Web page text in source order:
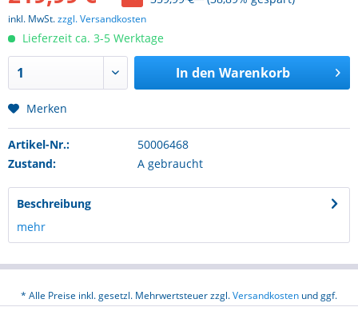
inkl. MwSt.zzgl. Versandkosten
Lieferzeit ca. 3-5 Werktage
In den Warenkorb
Merken
Artikel-Nr.:
50006468
Zustand:
A gebraucht
Beschreibung
mehr
* Alle Preise inkl. gesetzl. Mehrwertsteuer zzgl.Versandkosten und ggf.